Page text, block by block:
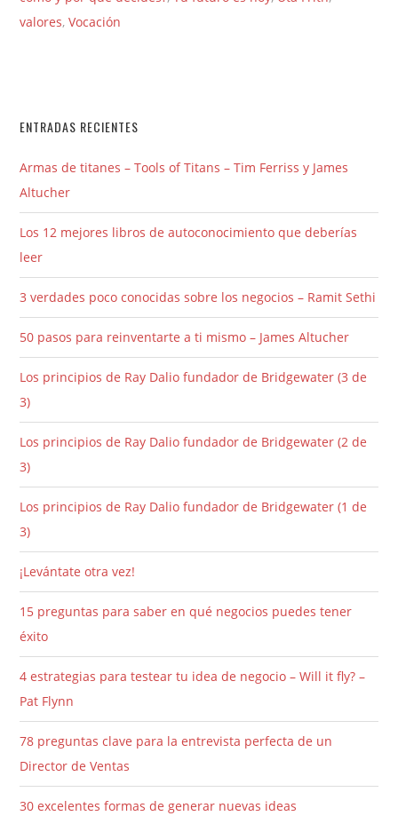
valores,Vocación
ENTRADAS RECIENTES
Armas de titanes – Tools of Titans – Tim Ferriss y James
Altucher
Los 12 mejores libros de autoconocimiento que deberías
leer
3 verdades poco conocidas sobre los negocios – Ramit Sethi
50 pasos para reinventarte a ti mismo – James Altucher
Los principios de Ray Dalio fundador de Bridgewater (3 de
3)
Los principios de Ray Dalio fundador de Bridgewater (2 de
3)
Los principios de Ray Dalio fundador de Bridgewater (1 de
3)
¡Levántate otra vez!
15 preguntas para saber en qué negocios puedes tener
éxito
4 estrategias para testear tu idea de negocio – Will it fly? –
Pat Flynn
78 preguntas clave para la entrevista perfecta de un
Director de Ventas
30 excelentes formas de generar nuevas ideas